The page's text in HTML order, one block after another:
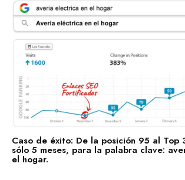
Caso de éxito: De la posición 95 al Top
sólo 5 meses, para la palabra clave:
el hogar.